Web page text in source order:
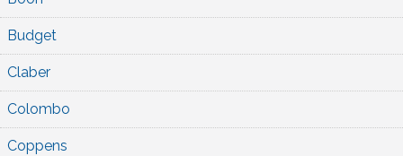
Budget
Claber
Colombo
Coppens